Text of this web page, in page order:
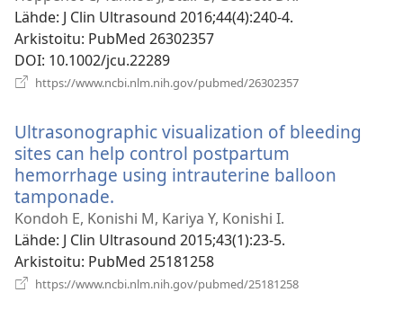
Lähde‎: J Clin Ultrasound 2016;44(4):240-4.
Arkistoitu‎: PubMed 26302357
DOI‎: 10.1002/jcu.22289
https://www.ncbi.nlm.nih.gov/pubmed/26302357
Ultrasonographic visualization of bleeding
sites can help control postpartum
hemorrhage using intrauterine balloon
tamponade.
uuden
ikkunan)
Kondoh E, Konishi M, Kariya Y, Konishi I.
Lähde‎: J Clin Ultrasound 2015;43(1):23-5.
Arkistoitu‎: PubMed 25181258
https://www.ncbi.nlm.nih.gov/pubmed/25181258